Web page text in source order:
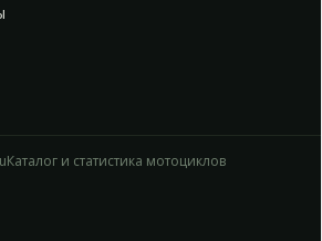
Каталог и статистика мотоциклов